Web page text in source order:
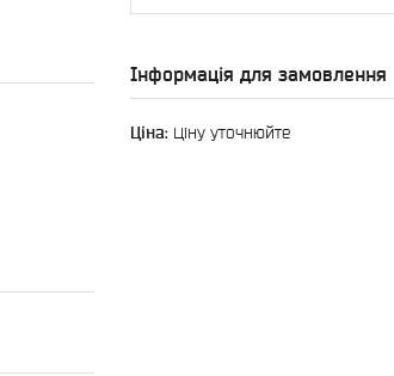
Інформація для замовлення
Ціна: Ціну уточнюйте